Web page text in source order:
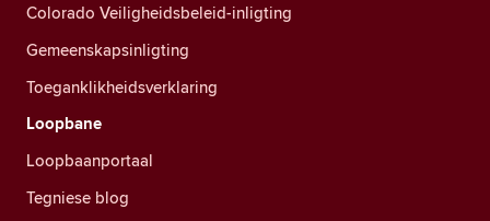
Colorado Veiligheidsbeleid-inligting
Gemeenskapsinligting
Toeganklikheidsverklaring
Loopbane
Loopbaanportaal
Tegniese blog